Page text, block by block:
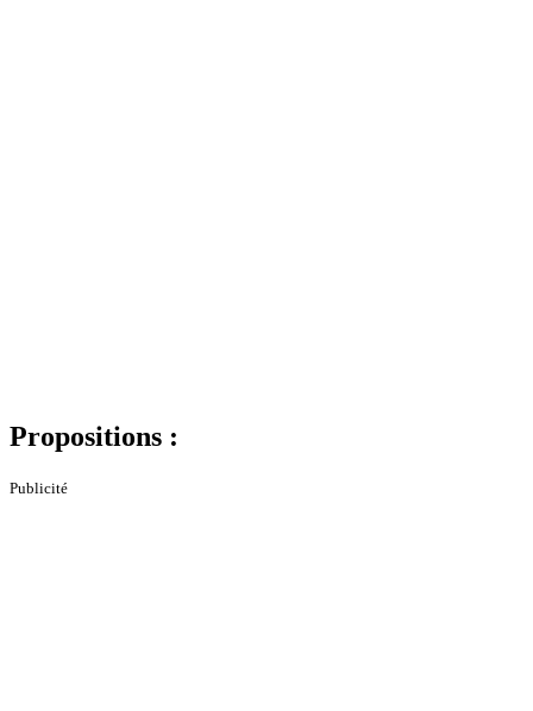
Propositions :
Publicité